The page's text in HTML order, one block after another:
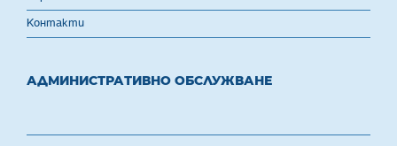
Контакти
АДМИНИСТРАТИВНО ОБСЛУЖВАНЕ